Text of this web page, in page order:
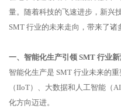
量。随着科技的飞速进步，新兴
SMT 行业的未来走向，带来了诸
一、智能化生产引领 SMT 行业
智能化生产是 SMT 行业未来的
（IIoT）、大数据和人工智能（
化方向迈进。